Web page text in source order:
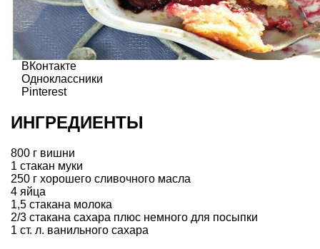
ВКонтакте
Одноклассники
Pinterest
ИНГРЕДИЕНТЫ
800 г вишни
1 стакан муки
250 г хорошего сливочного масла
4 яйца
1,5 стакана молока
2/3 стакана сахара плюс немного для посыпки
1 ст. л. ванильного сахара